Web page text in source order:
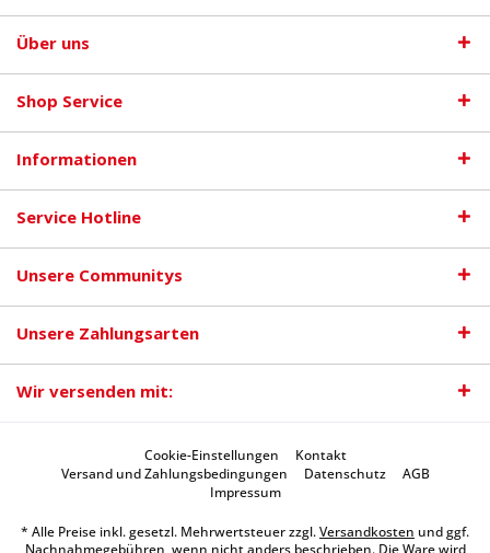
Über uns
Shop Service
Informationen
Service Hotline
Unsere Communitys
Unsere Zahlungsarten
Wir versenden mit:
Cookie-Einstellungen
Kontakt
Versand und Zahlungsbedingungen
Datenschutz
AGB
Impressum
* Alle Preise inkl. gesetzl. Mehrwertsteuer zzgl.Versandkosten und ggf.
Nachnahmegebühren, wenn nicht anders beschrieben. Die Ware wird